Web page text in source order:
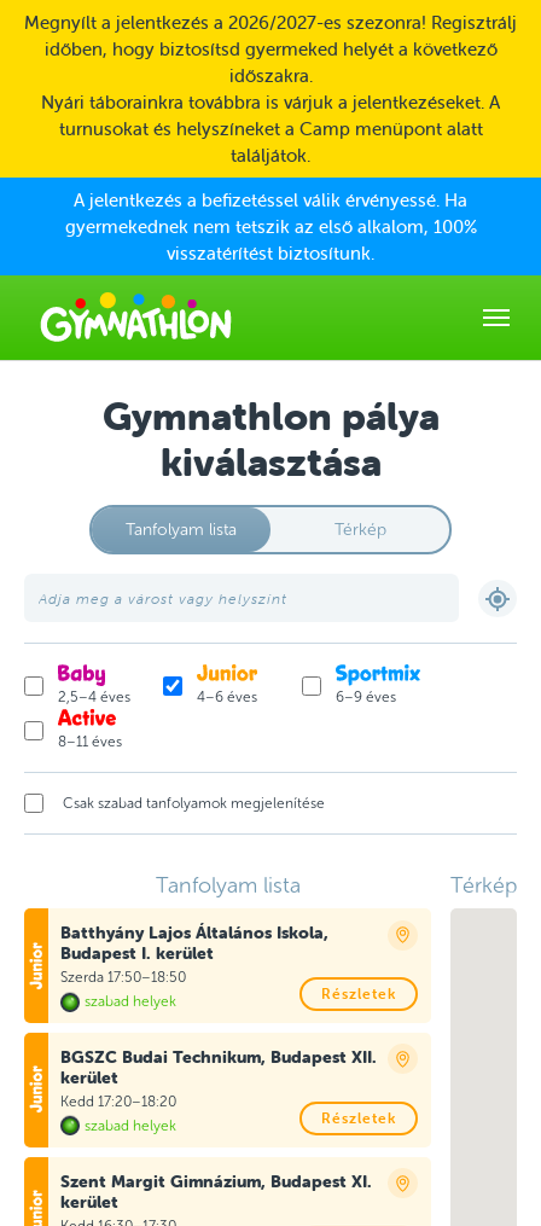
Skip to main content
Megnyílt a jelentkezés a 2026/2027-es szezonra! Regisztrálj
időben, hogy biztosítsd gyermeked helyét a következő
időszakra.
Nyári táborainkra továbbra is várjuk a jelentkezéseket. A
turnusokat és helyszíneket a Camp menüpont alatt
találjátok.
A jelentkezés a befizetéssel válik érvényessé. Ha
gyermekednek nem tetszik az első alkalom, 100%
visszatérítést biztosítunk.
Gymnathlon pálya
kiválasztása
Tanfolyam lista Térkép
2,5–4 éves 4–6 éves 6–9 éves
8–11 éves
Csak szabad tanfolyamok megjelenítése
Tanfolyam lista
Batthyány Lajos Általános Iskola,
Budapest I. kerület
Szerda 17:50–18:50
szabad helyek
Részletek
BGSZC Budai Technikum, Budapest XII.
kerület
Kedd 17:20–18:20
szabad helyek
Részletek
Szent Margit Gimnázium, Budapest XI.
kerület
Térkép